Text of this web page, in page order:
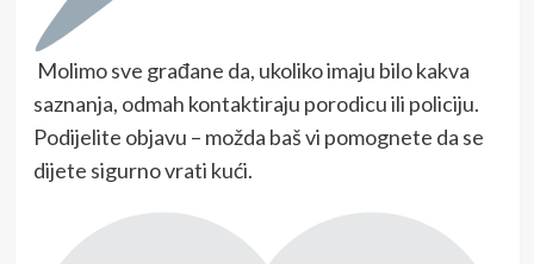
Molimo sve građane da, ukoliko imaju bilo kakva
saznanja, odmah kontaktiraju porodicu ili policiju.
Podijelite objavu – možda baš vi pomognete da se
dijete sigurno vrati kući.